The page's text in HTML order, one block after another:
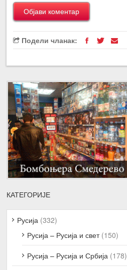
Подели чланак:
КАТЕГОРИЈЕ
Русија (332)
Русија – Русија и свет(150)
Русија – Русија и Србија (178)